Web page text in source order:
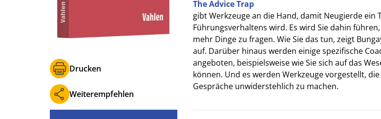
Drucken
Weiterempfehlen
The Advice Trap
gibt Werkzeuge an die Hand, damit Neugierde ein
Führungsverhaltens wird. Es wird Sie dahin
mehr Dinge zu fragen. Wie Sie das tun, zeigt
auf. Darüber hinaus werden einige spezifische
angeboten, beispielsweise wie Sie sich auf das
können. Und es werden Werkzeuge vorgestellt,
Gespräche unwiderstehlich zu machen.